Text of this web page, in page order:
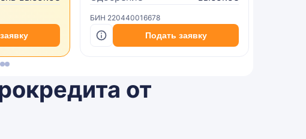
БИН 220440016678
Подать заявку
от